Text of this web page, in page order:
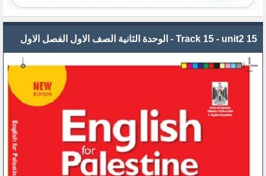
15 Track 15 - unit2 - الوحدة الثانية الصف الاول الفصل الاول